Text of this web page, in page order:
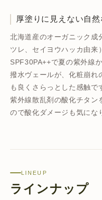
厚塗りに見えない自然
北海道産のオーガニック成
ツレ、セイヨウハッカ由来
SPF30PA++で夏の紫外線
撥水ヴェールが、化粧崩れ
も良くさらっとした感触で
紫外線散乱剤の酸化チタン
ので酸化ダメージも気にな
LINEUP
ラインナップ